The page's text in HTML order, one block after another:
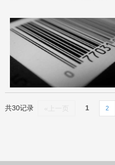
共30记录 «上一页 1 2